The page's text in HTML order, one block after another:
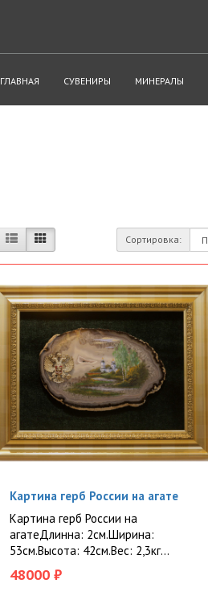
ГЛАВНАЯ СУВЕНИРЫ МИНЕРАЛЫ
Сортировка:
Картина герб России на агате
Картина герб России на
агатеДлинна: 2см.Ширина:
53см.Высота: 42см.Вес: 2,3кг...
48000 ₽